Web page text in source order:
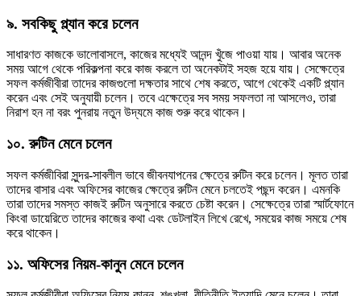
৯. সবকিছু প্ল্যান করে চলেন
সাধারণত কাজকে ভালোবাসলে, কাজের মধ্যেই আনন্দ খুঁজে পাওয়া যায়। আবার অনেক
সময় আগে থেকে পরিকল্পনা করে কাজ করলে তা অনেকটাই সহজ হয়ে যায়। সেক্ষেত্রে
সফল কর্মজীবীরা তাদের কাজগুলো দক্ষতার সাথে শেষ করতে, আগে থেকেই একটি প্ল্যান
করেন এবং সেই অনুযায়ী চলেন। তবে এক্ষেত্রে সব সময় সফলতা না আসলেও, তারা
নিরাশ হন না বরং পুনরায় নতুন উদ্যমে কাজ শুরু করে থাকেন।
১০. রুটিন মেনে চলেন
সফল কর্মজীবিরা সুন্দর-সাবলীল ভাবে জীবনযাপনের ক্ষেত্রে রুটিন করে চলেন। মূলত তারা
তাদের বাসার এবং অফিসের কাজের ক্ষেত্রে রুটিন মেনে চলতেই পছন্দ করেন। এমনকি
তারা তাদের সমস্ত কাজই রুটিন অনুসারে করতে চেষ্টা করেন। সেক্ষেত্রে তারা স্মার্টফোনে
কিংবা ডায়েরিতে তাদের কাজের কথা এবং ডেটলাইন লিখে রেখে, সময়ের কাজ সময়ে শেষ
করে থাকেন।
১১. অফিসের নিয়ম-কানুন মেনে চলেন